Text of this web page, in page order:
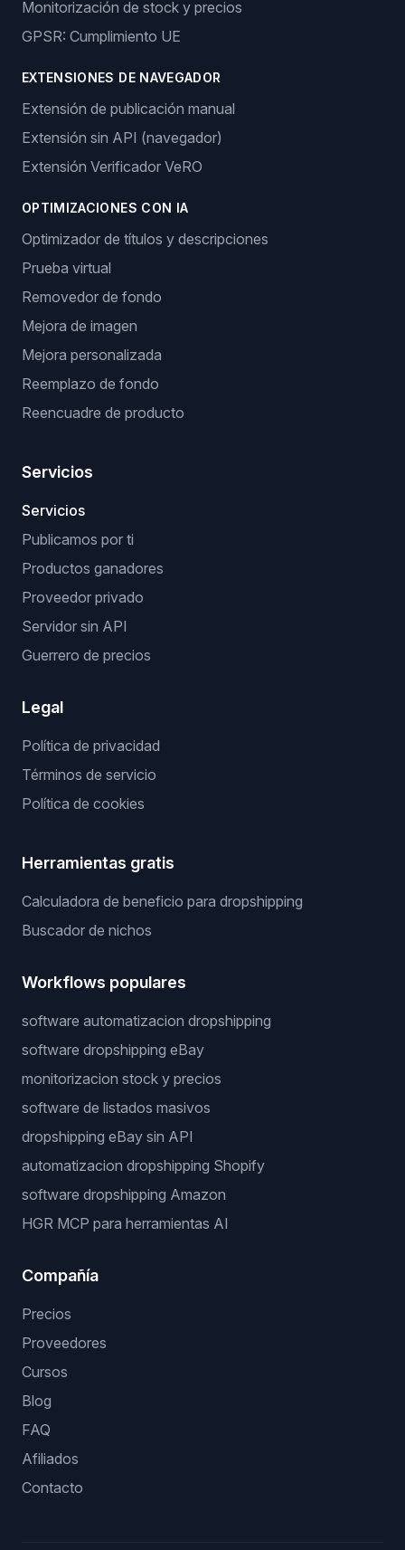
Monitorización de stock y precios
GPSR: Cumplimiento UE
EXTENSIONES DE NAVEGADOR
Extensión de publicación manual
Extensión sin API (navegador)
Extensión Verificador VeRO
OPTIMIZACIONES CON IA
Optimizador de títulos y descripciones
Prueba virtual
Removedor de fondo
Mejora de imagen
Mejora personalizada
Reemplazo de fondo
Reencuadre de producto
Servicios
Servicios
Publicamos por ti
Productos ganadores
Proveedor privado
Servidor sin API
Guerrero de precios
Legal
Política de privacidad
Términos de servicio
Política de cookies
Herramientas gratis
Calculadora de beneficio para dropshipping
Buscador de nichos
Workflows populares
software automatizacion dropshipping
software dropshipping eBay
monitorizacion stock y precios
software de listados masivos
dropshipping eBay sin API
automatizacion dropshipping Shopify
software dropshipping Amazon
HGR MCP para herramientas AI
Compañía
Precios
Proveedores
Cursos
Blog
FAQ
Afiliados
Contacto